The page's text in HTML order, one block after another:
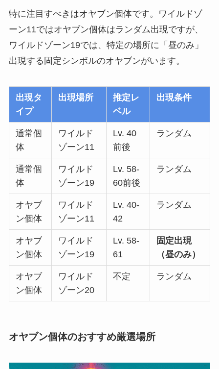
特に注目すべきはオヤブン個体です。ワイルドゾ
ーン11ではオヤブン個体はランダム出現ですが、
ワイルドゾーン19では、特定の場所に「昼のみ」
出現する固定シンボルのオヤブンがいます。
出現タ
イプ
出現場所
推定レ
ベル
出現条件
通常個
体
ワイルド
ゾーン11
Lv. 40
前後
ランダム
通常個
体
ワイルド
ゾーン19
Lv. 58-
60前後
ランダム
オヤブ
ン個体
ワイルド
ゾーン11
Lv. 40-
42
ランダム
オヤブ
ン個体
ワイルド
ゾーン19
Lv. 58-
61
固定出現
（昼のみ）
オヤブ
ン個体
ワイルド
ゾーン20
不定 ランダム
オヤブン個体のおすすめ厳選場所